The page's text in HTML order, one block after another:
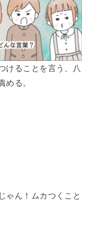
けることを言う、八
める。
ゃん！ムカつくこと